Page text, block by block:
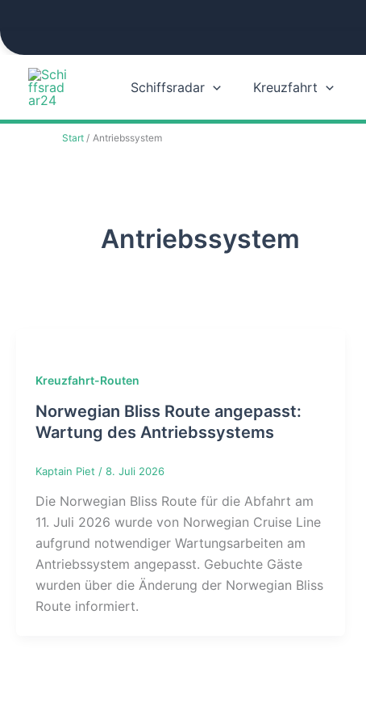
Zum
springen
Schiffsradar Kreuzfahrt
Start Antriebssystem
Antriebssystem
Kreuzfahrt-Routen
Norwegian Bliss Route angepasst:
Wartung des Antriebssystems
Kaptain Piet / 8. Juli 2026
Die Norwegian Bliss Route für die Abfahrt am
11. Juli 2026 wurde von Norwegian Cruise Line
aufgrund notwendiger Wartungsarbeiten am
Antriebssystem angepasst. Gebuchte Gäste
wurden über die Änderung der Norwegian Bliss
Route informiert.